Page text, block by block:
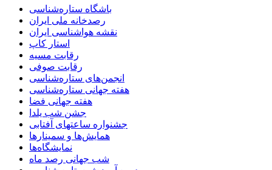
باشگاه ستاره‌شناسی
رصدخانه ملی ایران
نقشه هواشناسی ایران
استار کاپ
رقابت مسیه
رقابت صوفی
انجمن‌های ستاره‌شناسی
هفته جهانی ستاره‌شناسی
هفته جهانی فضا
جشن شب یلدا
جشنواره ساعتهای آفتابی
همایش‌ها و سمینارها
نمایشگاه‌ها
شب جهانی رصد ماه